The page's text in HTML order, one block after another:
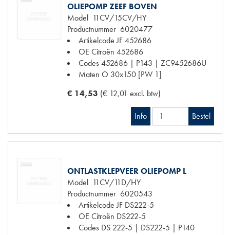
OLIEPOMP ZEEF BOVEN
Model 11CV/15CV/HY
Productnummer 6020477
Artikelcode JF452686
OE Citroën 452686
Codes452686 | P143 | ZC9452686U
Maten O 30x150 [PW 1]
€ 14,53 (€ 12,01 excl. btw)
Info Bestel
ONTLASTKLEPVEER OLIEPOMP L
Model 11CV/11D/HY
Productnummer 6020543
Artikelcode JF DS222-5
OE Citroën DS222-5
Codes DS 222-5 | DS222-5 | P140